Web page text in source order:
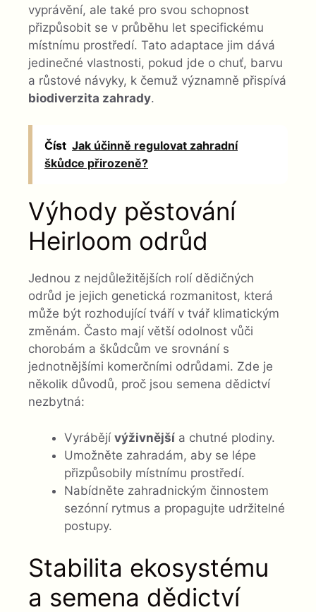
vyprávění, ale také pro svou schopnost
přizpůsobit se v průběhu let specifickému
místnímu prostředí. Tato adaptace jim dává
jedinečné vlastnosti, pokud jde o chuť, barvu
a růstové návyky, k čemuž významně přispívá
biodiverzita zahrady.
Číst Jak účinně regulovat zahradní
škůdce přirozeně?
Výhody pěstování
Heirloom odrůd
Jednou z nejdůležitějších rolí dědičných
odrůd je jejich genetická rozmanitost, která
může být rozhodující tváří v tvář klimatickým
změnám. Často mají větší odolnost vůči
chorobám a škůdcům ve srovnání s
jednotnějšími komerčními odrůdami. Zde je
několik důvodů, proč jsou semena dědictví
nezbytná:
Vyrábějí výživnější a chutné plodiny.
Umožněte zahradám, aby se lépe
přizpůsobily místnímu prostředí.
Nabídněte zahradnickým činnostem
sezónní rytmus a propagujte udržitelné
postupy.
Stabilita ekosystému
a semena dědictví